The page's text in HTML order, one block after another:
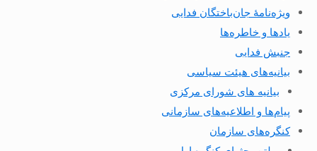
ویژه‌نامهٔ جان‌باختگان فدایی
یادها و خاطره‌ها
جنبش فدایی
بیانیه‌های هیئت سیاسی
بیانیه های شورای مرکزی
پیام‌ها و اطلاعیه‌های سازمانی
کنگره‌های سازمان